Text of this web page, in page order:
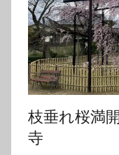
枝垂れ桜満
寺